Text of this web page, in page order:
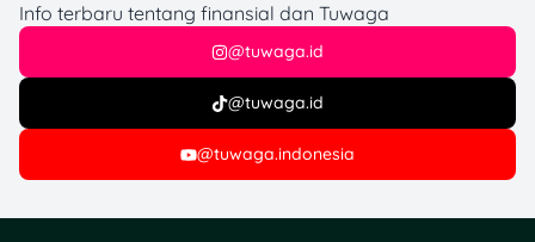
Info terbaru tentang finansial dan Tuwaga
@tuwaga.id
@tuwaga.id
@tuwaga.indonesia